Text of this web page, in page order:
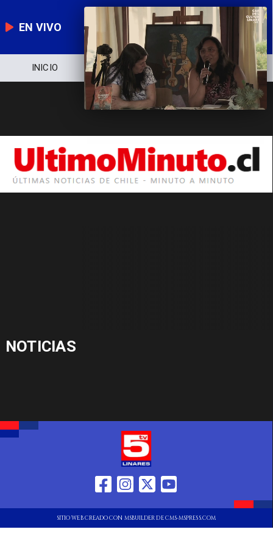
EN VIVO
INICIO NOTICIERO POLÍTICA
NOTICIAS
SITIO WEB CREADO CON MSBUILDER DE CMS-MSPRESS.COM